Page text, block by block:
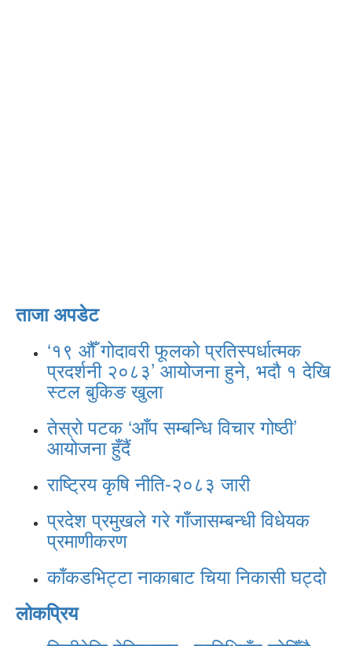
ताजा अपडेट
‘१९ औँ गोदावरी फूलको प्रतिस्पर्धात्मक
प्रदर्शनी २०८३’ आयोजना हुने, भदौ १ देखि
स्टल बुकिङ खुला
तेस्रो पटक ‘आँप सम्बन्धि विचार गोष्ठी’
आयोजना हुँदैं
राष्ट्रिय कृषि नीति-२०८३ जारी
प्रदेश प्रमुखले गरे गाँजासम्बन्धी विधेयक
प्रमाणीकरण
काँकडभिट्टा नाकाबाट चिया निकासी घट्दो
लोकप्रिय